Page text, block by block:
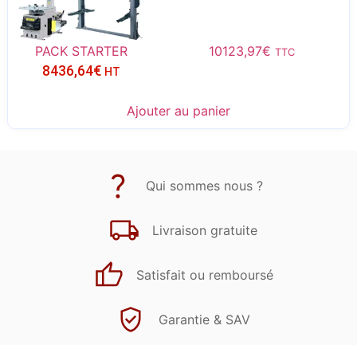
PACK STARTER 10123,97€ TTC
8436,64€ HT
Ajouter au panier
Qui sommes nous ?
Livraison gratuite
Satisfait ou remboursé
Garantie & SAV